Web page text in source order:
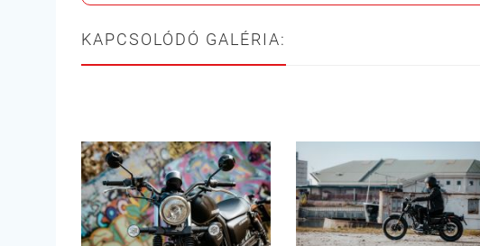
KAPCSOLÓDÓ GALÉRIA: